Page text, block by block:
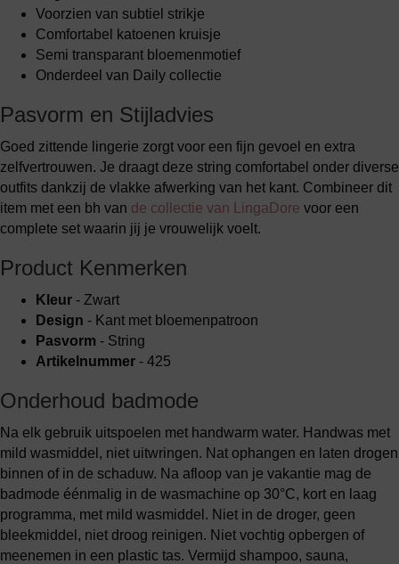
Voorzien van subtiel strikje
Comfortabel katoenen kruisje
Semi transparant bloemenmotief
Onderdeel van Daily collectie
Pasvorm en Stijladvies
Goed zittende lingerie zorgt voor een fijn gevoel en extra
zelfvertrouwen. Je draagt deze string comfortabel onder diverse
outfits dankzij de vlakke afwerking van het kant. Combineer dit
item met een bh van de collectie van LingaDore voor een
complete set waarin jij je vrouwelijk voelt.
Product Kenmerken
Kleur - Zwart
Design - Kant met bloemenpatroon
Pasvorm - String
Artikelnummer - 425
Onderhoud badmode
Na elk gebruik uitspoelen met handwarm water. Handwas met
mild wasmiddel, niet uitwringen. Nat ophangen en laten drogen
binnen of in de schaduw. Na afloop van je vakantie mag de
badmode éénmalig in de wasmachine op 30°C, kort en laag
programma, met mild wasmiddel. Niet in de droger, geen
bleekmiddel, niet droog reinigen. Niet vochtig opbergen of
meenemen in een plastic tas. Vermijd shampoo, sauna,